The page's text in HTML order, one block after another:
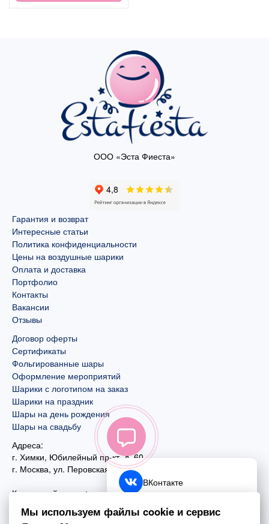
ООО «Эста Фиеста»
Гарантия и возврат
Интересные статьи
Политика конфиденциальности
Цены на воздушные шарики
Оплата и доставка
Портфолио
Контакты
Вакансии
Отзывы
Договор оферты
Сертификаты
Фольгированные шары
Оформление мероприятий
Шарики с логотипом на заказ
Шарики на праздник
Шары на день рождения
Шары на свадьбу
Адреса:
г. Химки, Юбилейный пр-кт, д. 60
г. Москва, ул. Перовская, д. 59
Контактный номер:
+7 (495) 970-44-75
ВКонтакте
Telegram
Мы используем файлы cookie и сервис